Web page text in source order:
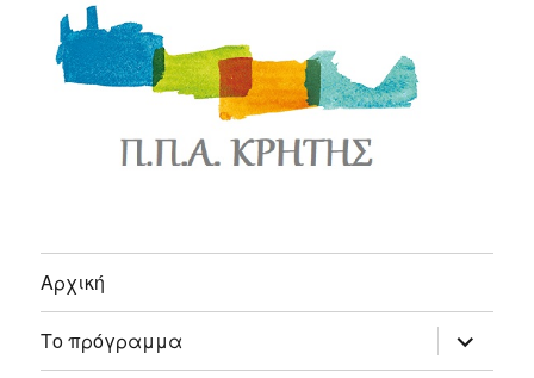
Αρχική
Το πρόγραμμα
expand
child
menu